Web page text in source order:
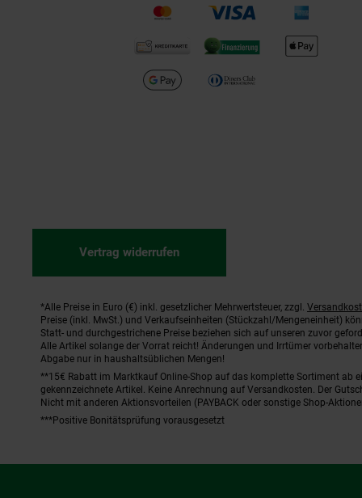
Vertrag widerrufen
Fußnoten
*Alle Preise in Euro (€) inkl. gesetzlicher Mehrwertsteuer, zzgl.
Preise (inkl. MwSt.) und Verkaufseinheiten (Stückzahl/Mengeneinheit)
Statt- und durchgestrichene Preise beziehen sich auf unseren zuvor
Alle Artikel solange der Vorrat reicht! Änderungen und Irrtümer
Abgabe nur in haushaltsüblichen Mengen!
**15€ Rabatt im Marktkauf Online-Shop auf das komplette Sortiment ab
gekennzeichnete Artikel. Keine Anrechnung auf Versandkosten. Der
Nicht mit anderen Aktionsvorteilen (PAYBACK oder sonstige Shop-
***Positive Bonitätsprüfung vorausgesetzt